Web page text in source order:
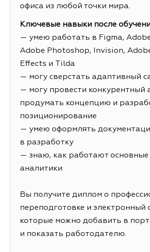
офиса из любой точки мира.
Ключевые навыки после
— умею работать в Figma,
Adobe Photoshop, Invision,
Effects и Tilda
— могу сверстать адаптивный
— могу провести конкурентный
продумать концепцию и
позиционирование
— умею оформлять
в разработку
— знаю, как работают основные
аналитики
Вы получите диплом о
переподготовке и электронный
которые можно добавить в
и показать работодателю.